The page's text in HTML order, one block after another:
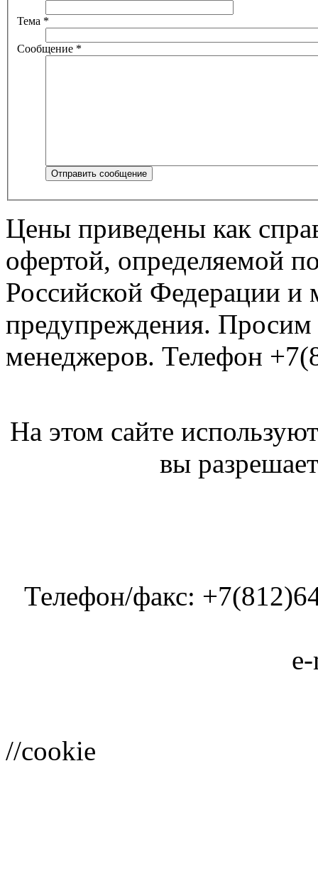
Тема *
Сообщение *
Отправить сообщение
Цены приведены как
офертой, определяемой
Российской Федерации и
предупреждения. Просим
менеджеров. Телефон
На этом сайте
вы
Телефон/факс:
//cookie